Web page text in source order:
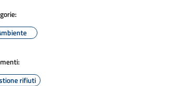
rifiuti